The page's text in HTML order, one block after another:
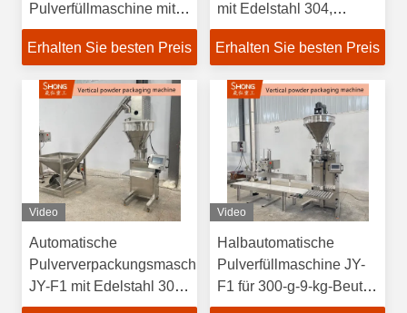
Pulverfüllmaschine mit
Dosisgenauigkeit von
1,0 Grad und Edelstahl
Erhalten Sie besten Preis
mit Edelstahl 304,
Touchscreen-Steuerung
und 300 g bis 9 kg
Erhalten Sie besten Preis
Video
Automatische
Pulververpackungsmaschine
JY-F1 mit Edelstahl 304,
400–3500
Video
Halbautomatische
Pulverfüllmaschine JY-
F1 für 300-g-9-kg-Beutel
mit Touchscreen-